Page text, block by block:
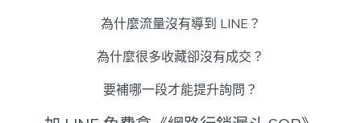
為什麼流量沒有導到 LINE？
為什麼很多收藏卻沒有成交？
要補哪一段才能提升詢問？